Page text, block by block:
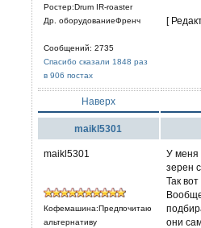
Ростер:Drum IR-roaster
Др. оборудованиеФренч
Сообщений: 2735
Спасибо сказали 1848 раз
в 906 постах
[
Наверх
maikl5301
maikl5301
Кофемашина:Предпочитаю
альтернативу
У меня
зерен
Так
они